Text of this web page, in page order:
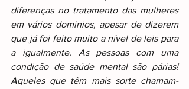
diferenças no tratamento das mulheres
em vários dominios, apesar de dizerem
que já foi feito muito a nível de leis para
a igualmente. As pessoas com uma
condição de saúde mental são párias!
Aqueles que têm mais sorte chamam-